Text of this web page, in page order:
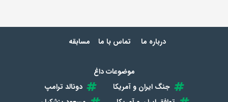
درباره ما تماس با ما مسابقه
موضوعات داغ
جنگ ایران و آمریکا
دونالد ترامپ